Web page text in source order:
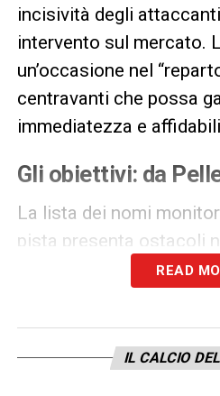
incisività degli
intervento sul mercato.
un’occasione nel
centravanti che possa
immediatezza e
Gli obiettivi: da
La lista dei nomi
pista presenta ostacoli
Mateo Pellegrino– È il
ideale per Spalletti.
almeno 30 milioni e non
cederlo a stagione in
READ
IL CALCIO